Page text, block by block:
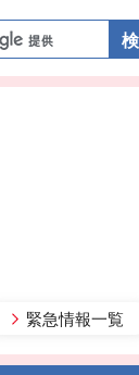
緊急情報一覧